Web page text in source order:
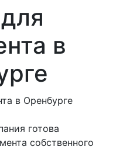
в
готова
собственного